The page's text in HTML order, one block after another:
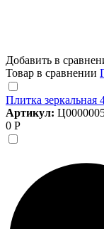
Добавить в
Товар в сравнении
Плитка зеркальная
Артикул:
0 Р